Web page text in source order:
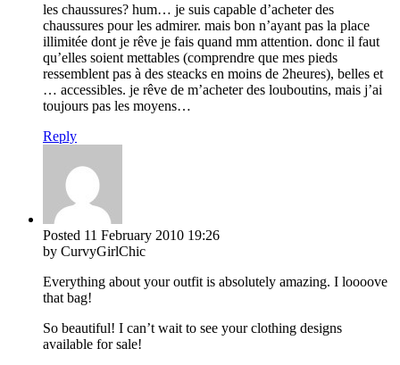
les chaussures? hum… je suis capable d’acheter des
chaussures pour les admirer. mais bon n’ayant pas la place
illimitée dont je rêve je fais quand mm attention. donc il faut
qu’elles soient mettables (comprendre que mes pieds
ressemblent pas à des steacks en moins de 2heures), belles et
… accessibles. je rêve de m’acheter des louboutins, mais j’ai
toujours pas les moyens…
Reply
Posted 11 February 2010 19:26
by CurvyGirlChic
Everything about your outfit is absolutely amazing. I loooove
that bag!
So beautiful! I can’t wait to see your clothing designs
available for sale!